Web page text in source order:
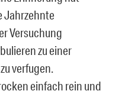
Jahrzehnte
Versuchung
zu einer
verfugen.
einfach rein und